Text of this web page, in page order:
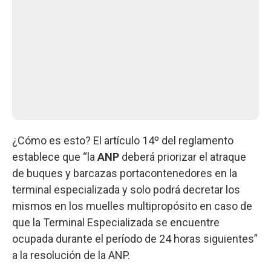
¿Cómo es esto? El artículo 14º del reglamento
establece que “la ANP deberá priorizar el atraque
de buques y barcazas portacontenedores en la
terminal especializada y solo podrá decretar los
mismos en los muelles multipropósito en caso de
que la Terminal Especializada se encuentre
ocupada durante el período de 24 horas siguientes”
a la resolución de la ANP.